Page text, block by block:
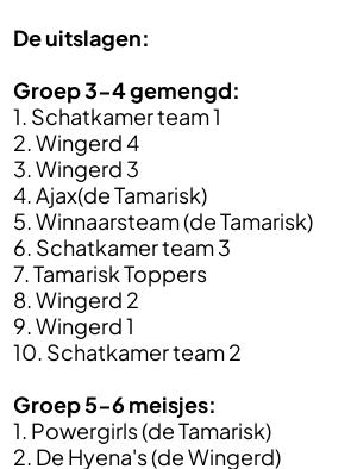
De uitslagen:
Groep 3-4 gemengd:
1. Schatkamer team 1
2. Wingerd 4
3. Wingerd 3
4. Ajax(de Tamarisk)
5. Winnaarsteam (de Tamarisk)
6. Schatkamer team 3
7. Tamarisk Toppers
8. Wingerd 2
9. Wingerd 1
10. Schatkamer team 2
Groep 5-6 meisjes:
1. Powergirls (de Tamarisk)
2. De Hyena's (de Wingerd)